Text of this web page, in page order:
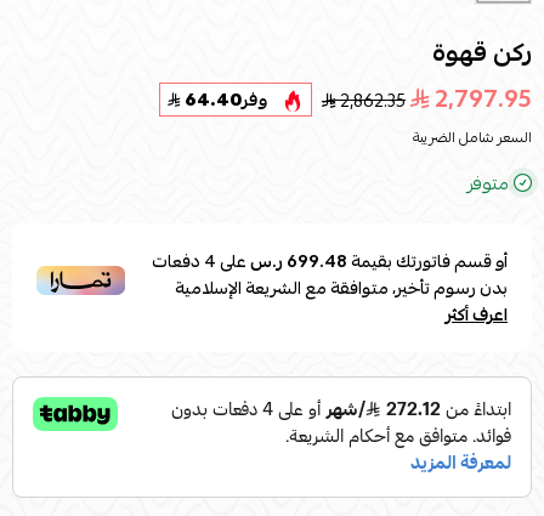
ركن قهوة
2,797.95
2,862.35 وفر64.40
السعر شامل الضريبة
متوفر
أو قسم فاتورتك بقيمة699.48 ر.س على4دفعات
بدون رسوم تأخير، متوافقة مع الشريعة الإسلامية
اعرف أكثر